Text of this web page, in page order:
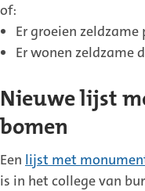
of:
Er groeien
Er wonen zeldzame
Nieuwe lijst
bomen
Een lijst met
is in het college van